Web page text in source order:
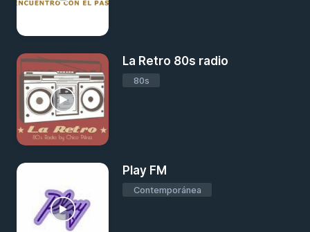
La Retro 80s radio
80s
Play FM
Contemporánea